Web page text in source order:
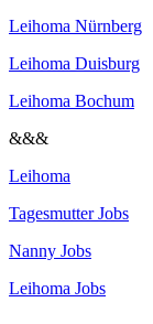
Leihoma Nürnberg
Leihoma Duisburg
Leihoma Bochum
&&&
Leihoma
Tagesmutter Jobs
Nanny Jobs
Leihoma Jobs